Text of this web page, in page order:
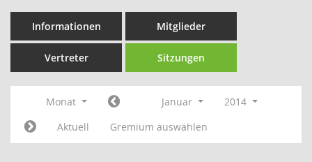
Informationen Mitglieder
Vertreter Sitzungen
Monat Januar
2014
Aktuell
Gremium auswählen